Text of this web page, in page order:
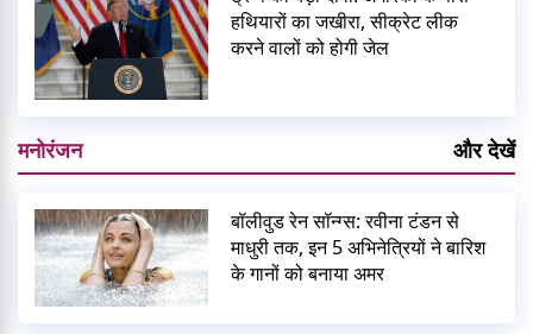
हथियारों का जखीरा, सीक्रेट लीक
करने वालों को होगी जेल
मनोरंजन और देखें
बॉलीवुड रेन सॉन्ग्स: रवीना टंडन से
माधुरी तक, इन 5 अभिनेत्रियों ने बारिश
के गानों को बनाया अमर